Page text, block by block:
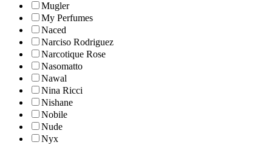
Mugler
My Perfumes
Naced
Narciso Rodriguez
Narcotique Rose
Nasomatto
Nawal
Nina Ricci
Nishane
Nobile
Nude
Nyx